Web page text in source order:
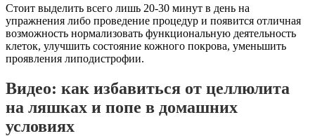
Стоит выделить всего лишь 20-30 минут в день на
упражнения либо проведение процедур и появится отличная
возможность нормализовать функциональную деятельность
клеток, улучшить состояние кожного покрова, уменьшить
проявления липодистрофии.
Видео: как избавиться от целлюлита
на ляшках и попе в домашних
условиях